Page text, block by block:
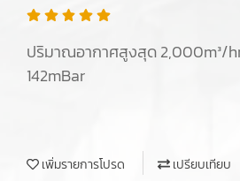
ปริมาณอากาศสูงสุด 2,000m³/
142mBar
เพิ่มรายการโปรด เปรียบเทียบ